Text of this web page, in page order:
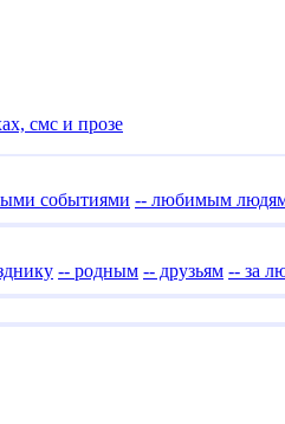
смс и прозе
событиями -- любимым
-- родным -- друзьям -- за